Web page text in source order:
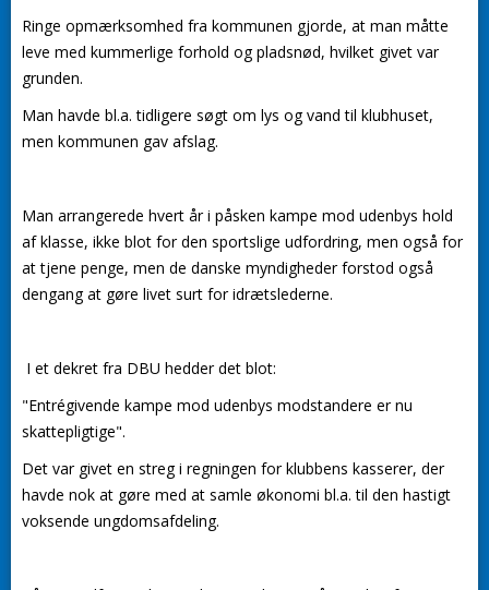
Ringe opmærksomhed fra kommunen gjorde, at man måtte
leve med kummerlige forhold og pladsnød, hvilket givet var
grunden.
Man havde bl.a. tidligere søgt om lys og vand til klubhuset,
men kommunen gav afslag.
Man arrangerede hvert år i påsken kampe mod udenbys hold
af klasse, ikke blot for den sportslige udfordring, men også for
at tjene penge, men de danske myndigheder forstod også
dengang at gøre livet surt for idrætslederne.
I et dekret fra DBU hedder det blot:
"Entrégivende kampe mod udenbys modstandere er nu
skattepligtige".
Det var givet en streg i regningen for klubbens kasserer, der
havde nok at gøre med at samle økonomi bl.a. til den hastigt
voksende ungdomsafdeling.